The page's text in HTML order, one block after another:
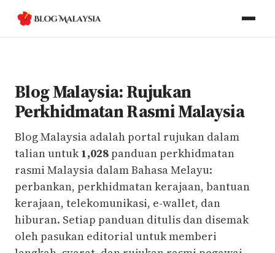
Blog Malaysia: Rujukan
Perkhidmatan Rasmi Malaysia
Blog Malaysia adalah portal rujukan dalam
talian untuk1,028 panduan perkhidmatan
rasmi Malaysia dalam Bahasa Melayu:
perbankan, perkhidmatan kerajaan, bantuan
kerajaan, telekomunikasi, e-wallet, dan
hiburan. Setiap panduan ditulis dan disemak
oleh pasukan editorial untuk memberi